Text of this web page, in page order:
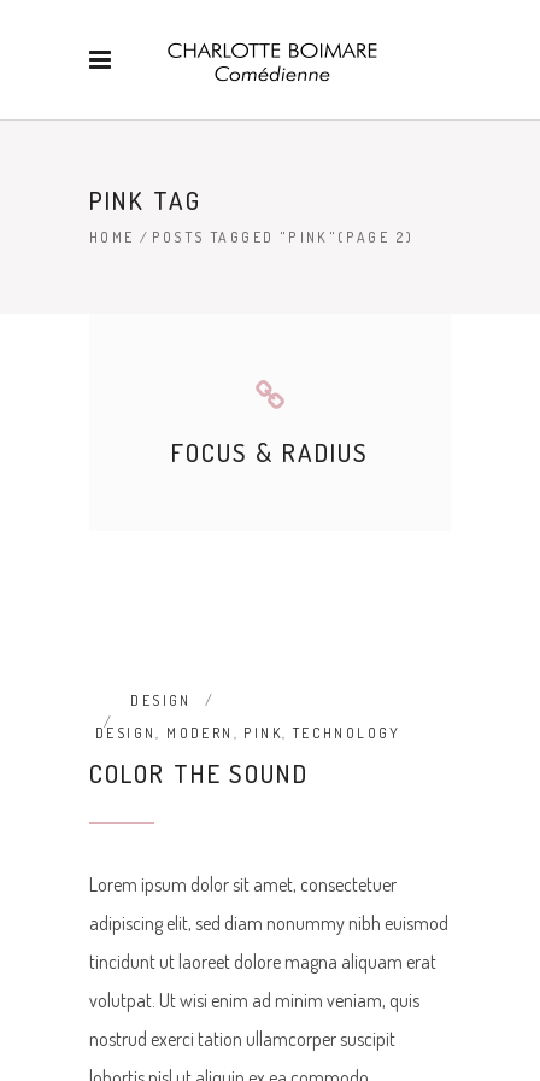
PINK TAG
HOME / POSTS TAGGED "PINK" (PAGE 2)
FOCUS & RADIUS
DESIGN
DESIGN, MODERN , PINK, TECHNOLOGY
COLOR THE SOUND
Lorem ipsum dolor sit amet, consectetuer
adipiscing elit, sed diam nonummy nibh euismod
tincidunt ut laoreet dolore magna aliquam erat
volutpat. Ut wisi enim ad minim veniam, quis
nostrud exerci tation ullamcorper suscipit